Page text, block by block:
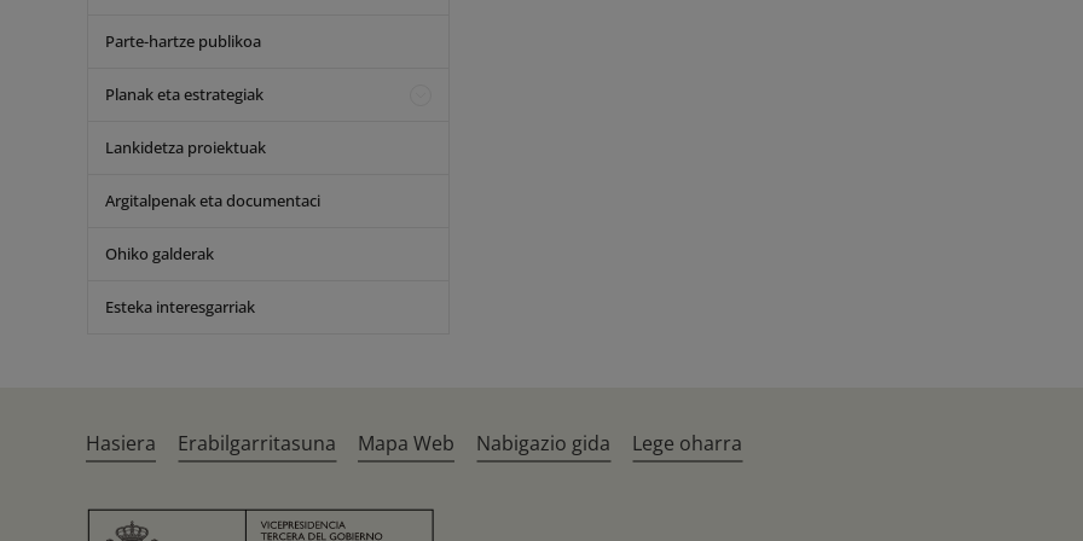
Parte-hartze publikoa
Planak eta estrategiak
Lankidetza proiektuak
Argitalpenak eta documentaci
Ohiko galderak
Esteka interesgarriak
Hasiera Erabilgarritasuna Mapa Web Nabigazio gida Lege oharra